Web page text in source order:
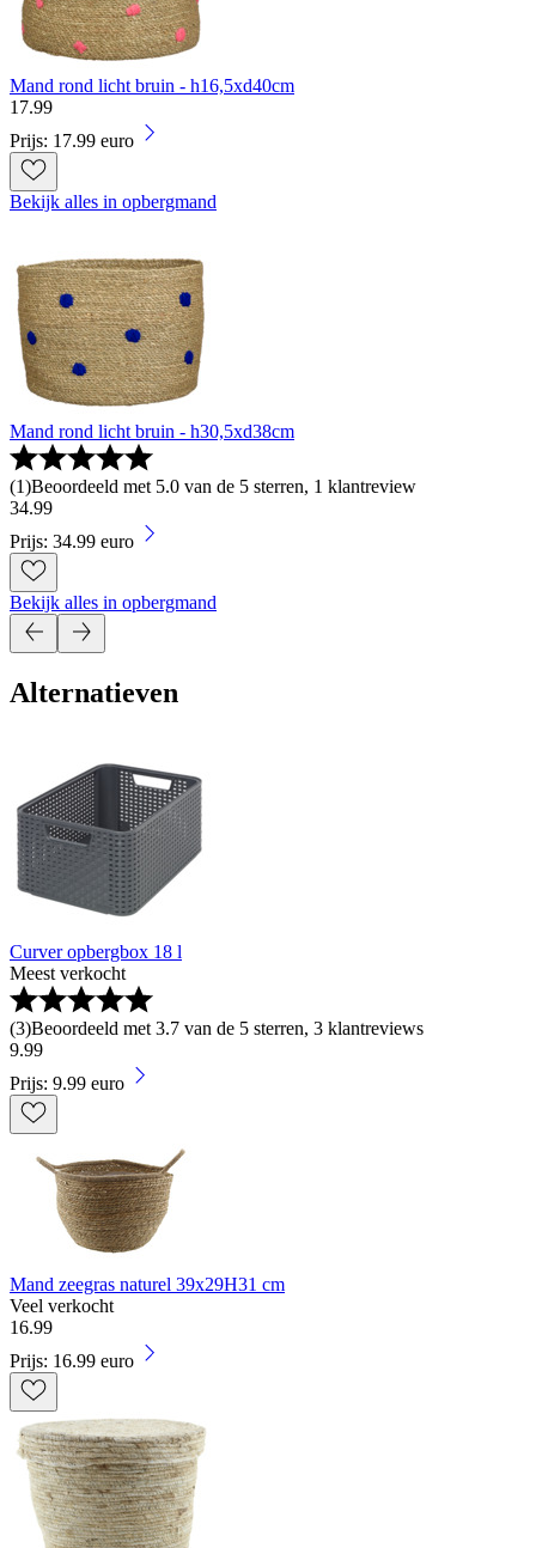
Mand rond licht bruin - h16,5xd40cm
17.99
Prijs: 17.99 euro
Bekijk alles in opbergmand
Mand rond licht bruin - h30,5xd38cm
(1)Beoordeeld met 5.0 van de 5 sterren, 1 klantreview
34.99
Prijs: 34.99 euro
Bekijk alles in opbergmand
Alternatieven
Curver opbergbox 18 l
Meest verkocht
(3)Beoordeeld met 3.7 van de 5 sterren, 3 klantreviews
9.99
Prijs: 9.99 euro
Mand zeegras naturel 39x29H31 cm
Veel verkocht
16.99
Prijs: 16.99 euro